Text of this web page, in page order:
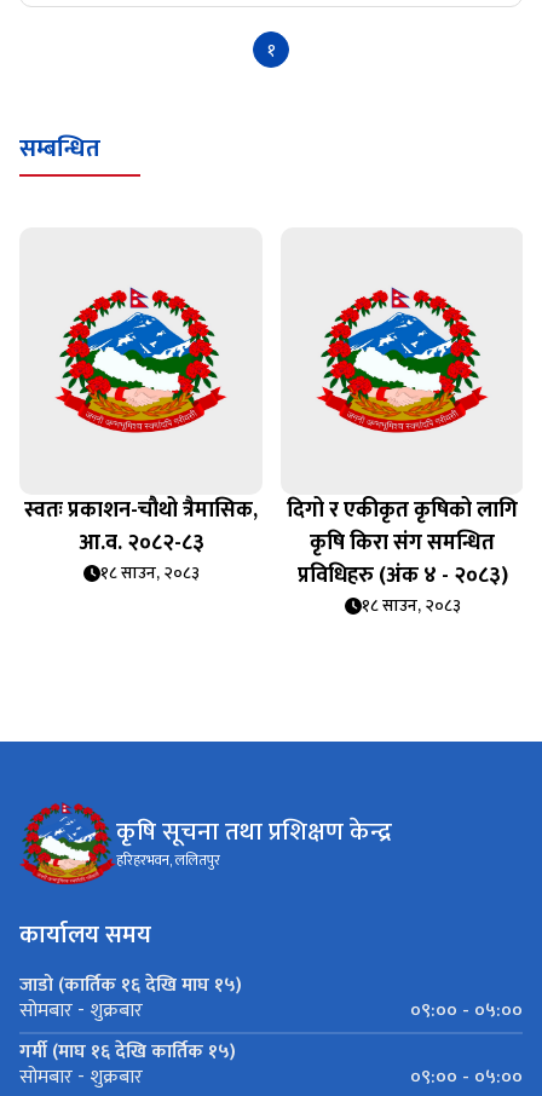
१
सम्बन्धित
स्वतः प्रकाशन-चौथो त्रैमासिक,
आ.व. २०८२-८३
१८ साउन, २०८३
दिगो र एकीकृत कृषिको लागि
कृषि किरा संग समन्धित
प्रविधिहरु (अंक ४ - २०८३)
१८ साउन, २०८३
कृषि सूचना तथा प्रशिक्षण केन्द्र
हरिहरभवन, ललितपुर
कार्यालय समय
जाडो (कार्तिक १६ देखि माघ १५)
सोमबार - शुक्रबार
०९:०० - ०५:००
गर्मी (माघ १६ देखि कार्तिक १५)
सोमबार - शुक्रबार ०९:०० - ०५:००